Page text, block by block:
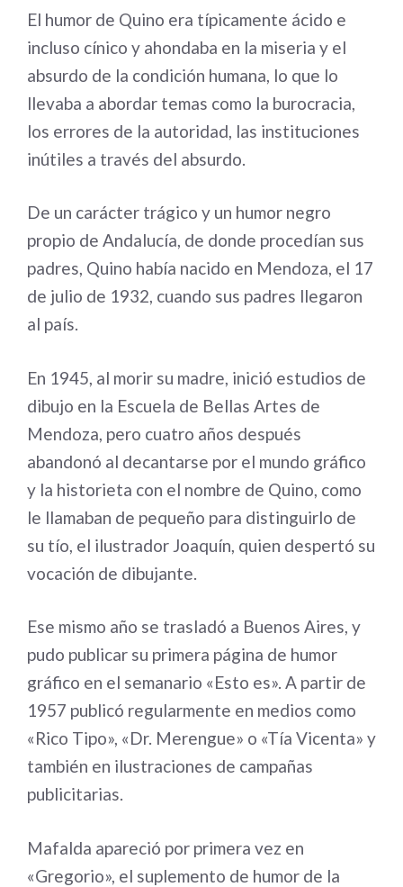
El humor de Quino era típicamente ácido e
incluso cínico y ahondaba en la miseria y el
absurdo de la condición humana, lo que lo
llevaba a abordar temas como la burocracia,
los errores de la autoridad, las instituciones
inútiles a través del absurdo.
De un carácter trágico y un humor negro
propio de Andalucía, de donde procedían sus
padres, Quino había nacido en Mendoza, el 17
de julio de 1932, cuando sus padres llegaron
al país.
En 1945, al morir su madre, inició estudios de
dibujo en la Escuela de Bellas Artes de
Mendoza, pero cuatro años después
abandonó al decantarse por el mundo gráfico
y la historieta con el nombre de Quino, como
le llamaban de pequeño para distinguirlo de
su tío, el ilustrador Joaquín, quien despertó su
vocación de dibujante.
Ese mismo año se trasladó a Buenos Aires, y
pudo publicar su primera página de humor
gráfico en el semanario «Esto es». A partir de
1957 publicó regularmente en medios como
«Rico Tipo», «Dr. Merengue» o «Tía Vicenta» y
también en ilustraciones de campañas
publicitarias.
Mafalda apareció por primera vez en
«Gregorio», el suplemento de humor de la